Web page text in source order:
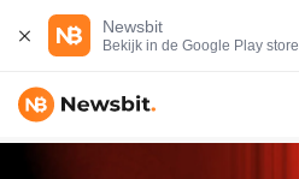
Newsbit
Bekijk in de Google Play store